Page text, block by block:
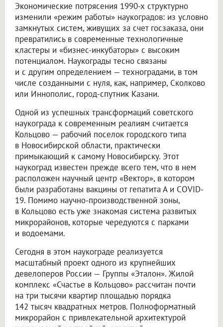
Экономические потрясения 1990-х структурно
изменили «режим работы» наукоградов: из условно
замкнутых систем, живущих за счет госзаказа, они
превратились в современные технологичные
кластеры и «бизнес-инкубаторы» с высоким
потенциалом. Наукограды тесно связаны
и с другим определением — техноградами, в том
числе созданными с нуля, как, например, Сколково
или Иннополис, город-спутник Казани.
Одной из успешных трансформаций советского
наукограда к современным реалиям считается
Кольцово — рабочий поселок городского типа
в Новосибирской области, практически
примыкающий к самому Новосибирску. Этот
наукоград известен прежде всего тем, что в нем
расположен научный центр «Вектор», в котором
были разработаны вакцины от гепатита А и COVID-
19. Помимо научно-производственной зоны,
в Кольцово есть уже знакомая система развитых
микрорайонов, которые чередуются с парками
и водоемами.
Сегодня в этом наукограде реализуется
масштабный проект одного из крупнейших
девелоперов России — Группы «Эталон». Жилой
комплекс «Счастье в Кольцово» рассчитан почти
на три тысячи квартир площадью порядка
142 тысяч квадратных метров. Полноформатный
микрорайон с привлекательной архитектурой